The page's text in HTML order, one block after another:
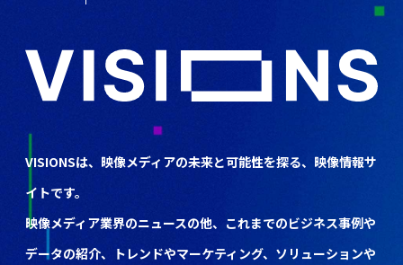
VISIONSは、映像メディアの未来と可能性を探る、映像情報サ
イトです。
映像メディア業界のニュースの他、これまでのビジネス事例や
データの紹介、トレンドやマーケティング、ソリューションや